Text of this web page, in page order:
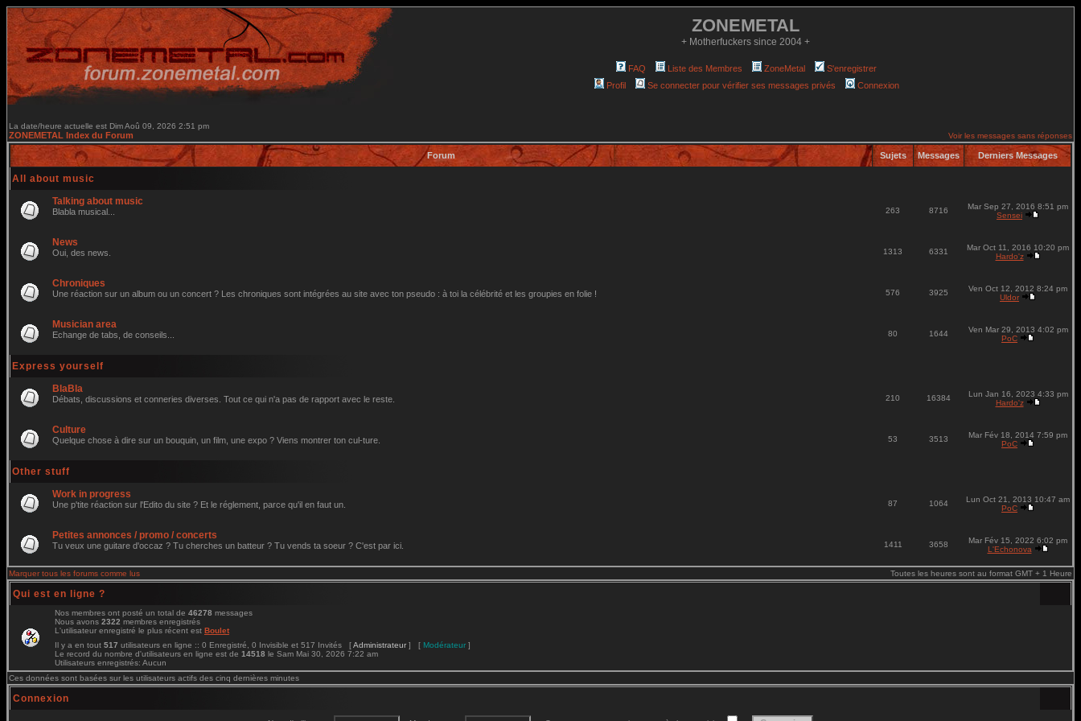
ZONEMETAL
+ Motherfuckers since 2004 +
FAQ Liste des Membres ZoneMetal
S'enregistrer
Profil
Se connecter pour vérifier ses messages privés Connexion
La date/heure actuelle est Dim Aoû 09, 2026 2:51 pm
ZONEMETAL Index du Forum Voir les messages sans réponses
Forum Sujets Messages Derniers Messages
All about music
Talking about music
Blabla musical... 263 8716
Mar Sep 27, 2016 8:51 pm
Sensei
News
Oui, des news. 1313 6331
Mar Oct 11, 2016 10:20 pm
Hardo'z
Chroniques
Une réaction sur un album ou un concert ? Les chroniques sont intégrées au site avec ton pseudo : à toi la célébrité et les groupies en folie ! 576 3925
Ven Oct 12, 2012 8:24 pm
Uldor
Musician area
Echange de tabs, de conseils... 80 1644
Ven Mar 29, 2013 4:02 pm
PoC
Express yourself
BlaBla
Débats, discussions et conneries diverses. Tout ce qui n'a pas de rapport avec le reste. 210 16384
Lun Jan 16, 2023 4:33 pm
Hardo'z
Culture
Quelque chose à dire sur un bouquin, un film, une expo ? Viens montrer ton cul-ture. 53 3513
Mar Fév 18, 2014 7:59 pm
PoC
Other stuff
Work in progress
Une p'tite réaction sur l'Edito du site ? Et le réglement, parce qu'il en faut un. 87 1064
Lun Oct 21, 2013 10:47 am
PoC
Petites annonces / promo / concerts
Tu veux une guitare d'occaz ? Tu cherches un batteur ? Tu vends ta soeur ? C'est par ici. 1411 3658
Mar Fév 15, 2022 6:02 pm
L'Echonova
Marquer tous les forums comme lus Toutes les heures sont au format GMT + 1 Heure
Qui est en ligne ?
Nos membres ont posté un total de 46278 messages
Nous avons 2322 membres enregistrés
L'utilisateur enregistré le plus récent est Boulet
Il y a en tout 517 utilisateurs en ligne :: 0 Enregistré, 0 Invisible et 517 Invités [Administrateur ] [ Modérateur ]
Le record du nombre d'utilisateurs en ligne est de 14518 le Sam Mai 30, 2026 7:22 am
Utilisateurs enregistrés: Aucun
Ces données sont basées sur les utilisateurs actifs des cinq dernières minutes
Connexion